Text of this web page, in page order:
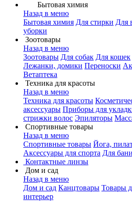
Бытовая химия
Назад в меню
Бытовая химия Для стирки Для
уборки
Зоотовары
Назад в меню
Зоотовары Для собак Для кошек
Лежанки, домики Переноски
Ветаптека
Техника для красоты
Назад в меню
Техника для красоты
аксессуары Приборы для
стрижки волос Эпиляторы
Спортивные товары
Назад в меню
Спортивные товары Йога,
Аксессуары для спорта Для
Контактные линзы
Дом и сад
Назад в меню
Дом и сад Канцтовары Товары
интерьер